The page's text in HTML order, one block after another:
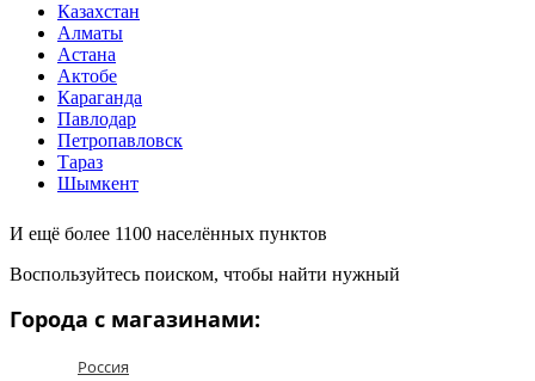
Казахстан
Алматы
Астана
Актобе
Караганда
Павлодар
Петропавловск
Тараз
Шымкент
И ещё более 1100 населённых пунктов
Воспользуйтесь поиском, чтобы найти нужный
Города с магазинами:
Россия